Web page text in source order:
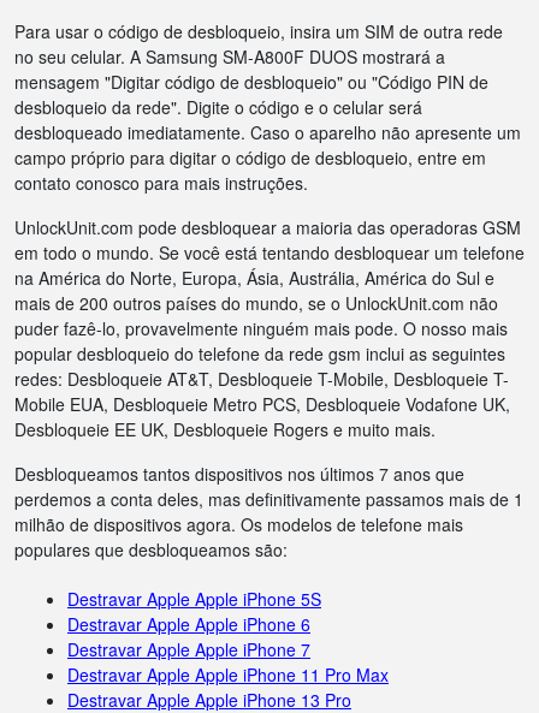
Para usar o código de desbloqueio, insira um SIM de outra rede
no seu celular. A Samsung SM-A800F DUOS mostrará a
mensagem "Digitar código de desbloqueio" ou "Código PIN de
desbloqueio da rede". Digite o código e o celular será
desbloqueado imediatamente. Caso o aparelho não apresente um
campo próprio para digitar o código de desbloqueio, entre em
contato conosco para mais instruções.
UnlockUnit.com pode desbloquear a maioria das operadoras GSM
em todo o mundo. Se você está tentando desbloquear um telefone
na América do Norte, Europa, Ásia, Austrália, América do Sul e
mais de 200 outros países do mundo, se o UnlockUnit.com não
puder fazê-lo, provavelmente ninguém mais pode. O nosso mais
popular desbloqueio do telefone da rede gsm inclui as seguintes
redes: Desbloqueie AT&T, Desbloqueie T-Mobile, Desbloqueie T-
Mobile EUA, Desbloqueie Metro PCS, Desbloqueie Vodafone UK,
Desbloqueie EE UK, Desbloqueie Rogers e muito mais.
Desbloqueamos tantos dispositivos nos últimos 7 anos que
perdemos a conta deles, mas definitivamente passamos mais de 1
milhão de dispositivos agora. Os modelos de telefone mais
populares que desbloqueamos são:
Destravar Apple Apple iPhone 5S
Destravar Apple Apple iPhone 6
Destravar Apple Apple iPhone 7
Destravar Apple Apple iPhone 11 Pro Max
Destravar Apple Apple iPhone 13 Pro